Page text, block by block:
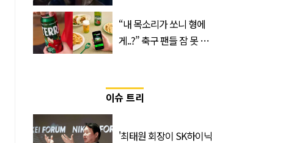
“내 목소리가 쏘니 형에
게..?” 축구 팬들 잠 못 들
이슈 트리
'최태원 회장이 SK하이닉